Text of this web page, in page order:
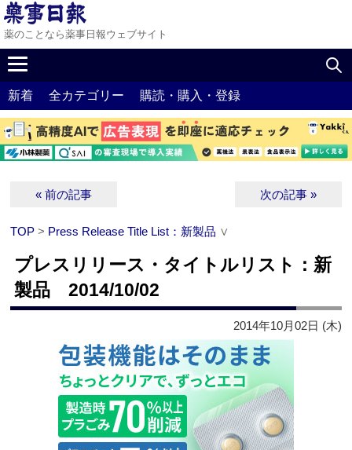
薬のことなら薬事日報ウェブサイト
新着 全カテゴリー 購読・購入・登録
« 前の記事 次の記事 »
TOP > Press Release Title List：新製品 ∨
プレスリリース・タイトルリスト：新
製品 2014/10/02
2014年10月02日 (木)